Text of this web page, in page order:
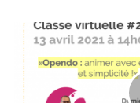
Découverte
d'Opendo
Classe
virtuelle